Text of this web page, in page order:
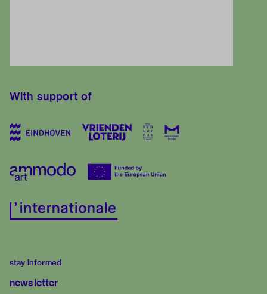
With support of
stay informed
newsletter